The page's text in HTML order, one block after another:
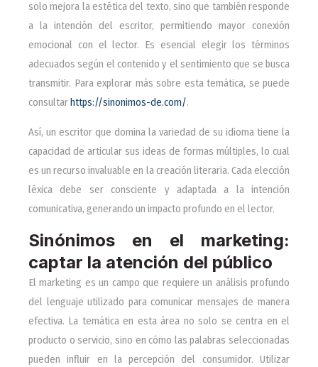
solo mejora la estética del texto, sino que también responde
a la intención del escritor, permitiendo mayor conexión
emocional con el lector. Es esencial elegir los términos
adecuados según el contenido y el sentimiento que se busca
transmitir. Para explorar más sobre esta temática, se puede
consultar https://sinonimos-de.com/.
Así, un escritor que domina la variedad de su idioma tiene la
capacidad de articular sus ideas de formas múltiples, lo cual
es un recurso invaluable en la creación literaria. Cada elección
léxica debe ser consciente y adaptada a la intención
comunicativa, generando un impacto profundo en el lector.
Sinónimos en el marketing:
captar la atención del público
El marketing es un campo que requiere un análisis profundo
del lenguaje utilizado para comunicar mensajes de manera
efectiva. La temática en esta área no solo se centra en el
producto o servicio, sino en cómo las palabras seleccionadas
pueden influir en la percepción del consumidor. Utilizar